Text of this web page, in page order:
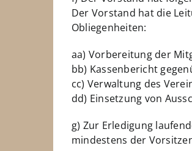
Der Vorstand hat die
Obliegenheiten:
aa) Vorbereitung der
bb) Kassenbericht
cc) Verwaltung des
dd) Einsetzung von
g) Zur Erledigung
mindestens der